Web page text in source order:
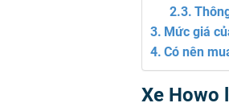
Mức giá
Có nên
Xe Howo